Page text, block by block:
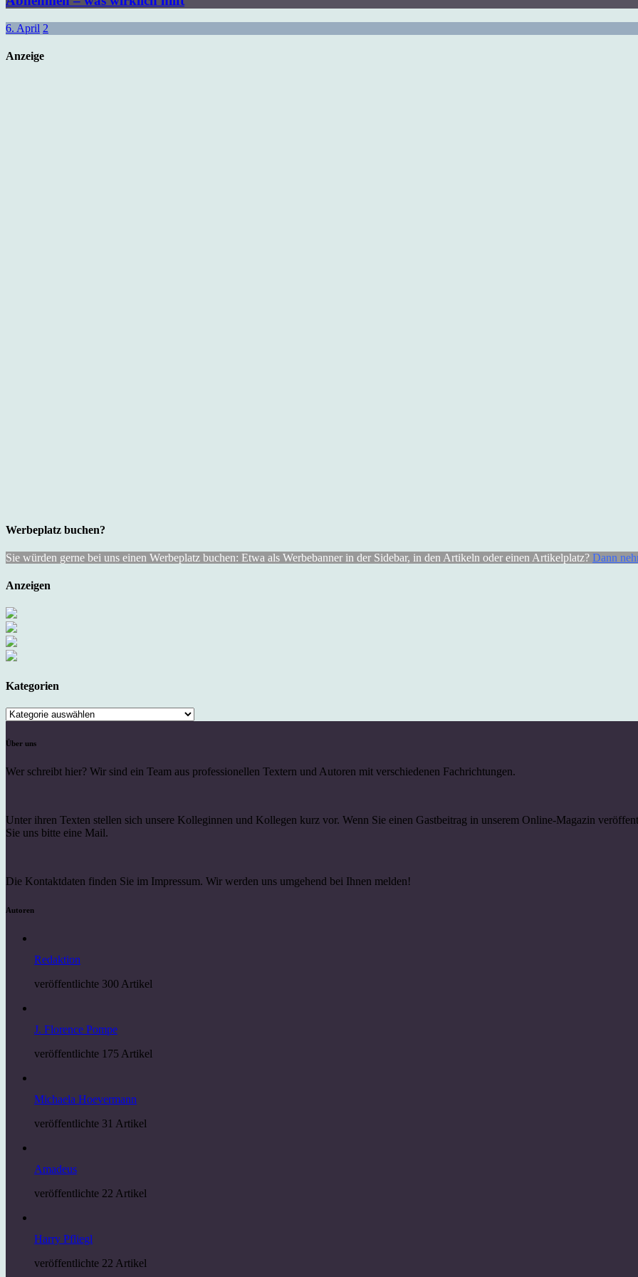
6. April 2
Anzeige
Werbeplatz buchen?
Sie würden gerne bei uns einen Werbeplatz buchen: Etwa als Werbebanner in der Sidebar, in den Artikeln oder einen Artikelplatz? Dann
Anzeigen
Kategorien
Kategorien
Über uns
Wer schreibt hier? Wir sind ein Team aus professionellen Textern und Autoren mit verschiedenen Fachrichtungen.
Unter ihren Texten stellen sich unsere Kolleginnen und Kollegen kurz vor. Wenn Sie einen Gastbeitrag in unserem Online-Magazin
Sie uns bitte eine Mail.
Die Kontaktdaten finden Sie im Impressum. Wir werden uns umgehend bei Ihnen melden!
Autoren
Redaktion
veröffentlichte 300 Artikel
J. Florence Pompe
veröffentlichte 175 Artikel
Michaela Hoevermann
veröffentlichte 31 Artikel
Amadeus
veröffentlichte 22 Artikel
Harry Pfliegl
veröffentlichte 22 Artikel